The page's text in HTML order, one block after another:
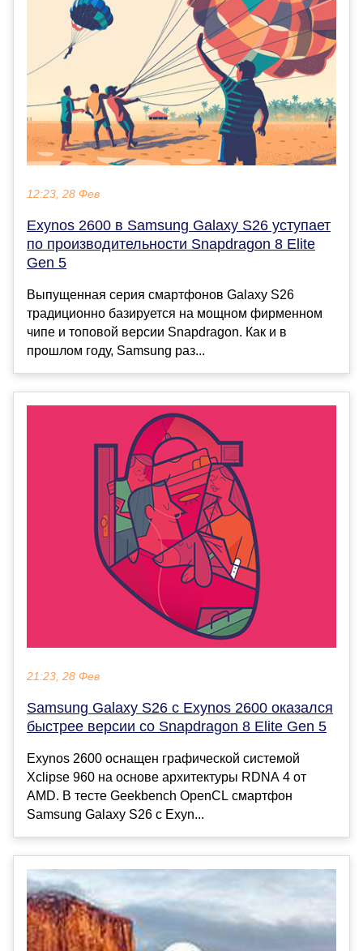
12:23, 28 Фев
Exynos 2600 в Samsung Galaxy S26 уступает
по производительности Snapdragon 8 Elite
Gen 5
Выпущенная серия смартфонов Galaxy S26
традиционно базируется на мощном фирменном
чипе и топовой версии Snapdragon. Как и в
прошлом году, Samsung раз...
21:23, 28 Фев
Samsung Galaxy S26 с Exynos 2600 оказался
быстрее версии со Snapdragon 8 Elite Gen 5
Exynos 2600 оснащен графической системой
Xclipse 960 на основе архитектуры RDNA 4 от
AMD. В тесте Geekbench OpenCL смартфон
Samsung Galaxy S26 с Exyn...